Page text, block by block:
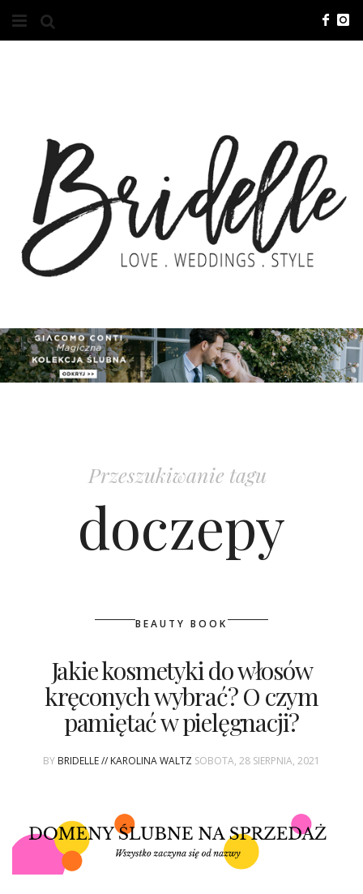
O NAS
KONTAKT
REKLAMA
ADVERTISING
ZGŁOSZENIA
KSIĄŻKI BRIDELLE
BRI GROUP
ŚLUBNE STYLE
Przeszukiwanie tagu
doczepy
BEAUTY BOOK
Jakie kosmetyki do włosów
kręconych wybrać? O czym
pamiętać w pielęgnacji?
BY BRIDELLE // KAROLINA WALTZ SOBOTA, 28 SIERPNIA, 2021